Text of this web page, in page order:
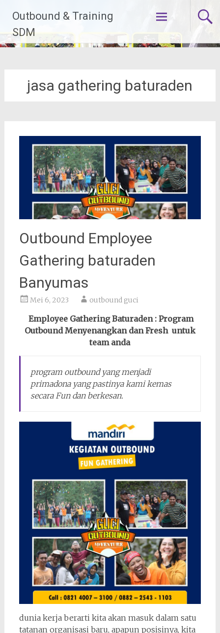
konten
Outbound & Training
SDM
jasa gathering baturaden
Outbound Employee
Gathering baturaden
Banyumas
Mei 6, 2023 outbound guci
Employee Gathering Baturaden : Program
Outbound Menyenangkan dan Fresh untuk
team anda
program outbound yang menjadi
primadona yang pastinya kami kemas
secara Fun dan berkesan.
dunia kerja berarti kita akan masuk dalam satu
tatanan organisasi baru, apapun posisinya, kita